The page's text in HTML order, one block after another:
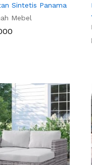
Sintetis Panama
Mebel